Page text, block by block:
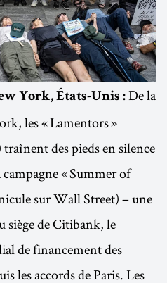
York, États-Unis : De la
les « Lamentors »
des pieds en silence
« Summer of
sur Wall Street) – une
siège de Citibank, le
de financement des
les accords de Paris. Les